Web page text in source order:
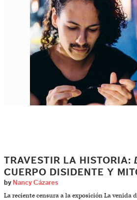
TRAVESTIR LA HISTORIA:
CUERPO DISIDENTE Y
by Nancy Cázares
La reciente censura a la exposición La venida